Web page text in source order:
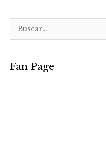
c
Fan Page